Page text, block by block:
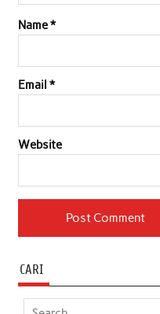
Name*
Email *
Website
CARI